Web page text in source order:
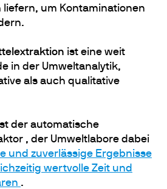
liefern, um Kontaminationen
ist eine weit
in der Umweltanalytik,
als auch qualitative
der automatische
, der Umweltlabore dabei
und zuverlässige Ergebnisse
wertvolle Zeit und
.